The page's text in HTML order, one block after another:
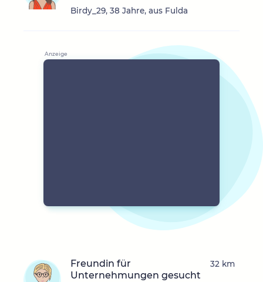
Birdy_29, 38 Jahre, aus Fulda
Freundin für
Unternehmungen gesucht
32 km